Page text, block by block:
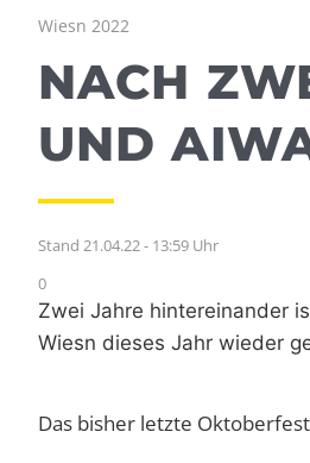
Wiesn 2022
NACH
UND
Stand 21.04.22 - 13:59 Uhr
0
Zwei Jahre hintereinander
Wiesn dieses Jahr wieder
Das bisher letzte